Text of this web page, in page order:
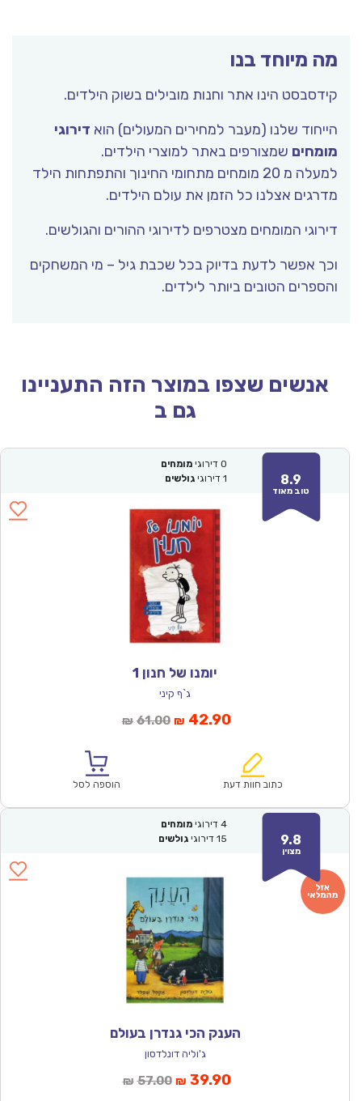
מה מיוחד בנו
קידסבסט הינו אתר וחנות מובילים בשוק הילדים.
הייחוד שלנו (מעבר למחירים המעולים) הוא דירוגי
מומחים שמצורפים באתר למוצרי הילדים.
למעלה מ 20 מומחים מתחומי החינוך והתפתחות הילד
מדרגים אצלנו כל הזמן את עולם הילדים.
דירוגי המומחים מצטרפים לדירוגי ההורים והגולשים.
וכך אפשר לדעת בדיוק בכל שכבת גיל – מי המשחקים
והספרים הטובים ביותר לילדים.
אנשים שצפו במוצר הזה התעניינו
גם ב
8.9
טוב מאוד
0 דירוגי מומחים
1 דירוגי גולשים
יומנו של חנון 1
ג`ף קיני
₪ 61.00המחיר
₪61.00.
₪ 42.90המחיר
הוא:
כתוב חוות דעת הוספה לסל
9.8
מצוין
4 דירוגי מומחים
15 דירוגי גולשים
הענק הכי גנדרן בעולם
ג'וליה דונלדסון
₪ 57.00המחיר
₪ 39.90המחיר